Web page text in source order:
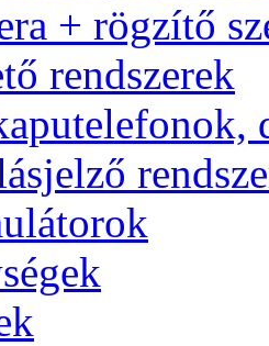
+ rögzítő
rendszerek